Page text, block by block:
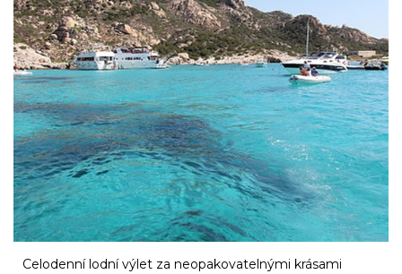
Celodenní lodní výlet za neopakovatelnými krásami